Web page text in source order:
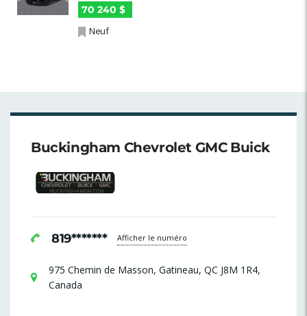
70 240 $
Neuf
Buckingham Chevrolet GMC Buick
819******* Afficher le numéro
975 Chemin de Masson, Gatineau, QC J8M 1R4,
Canada